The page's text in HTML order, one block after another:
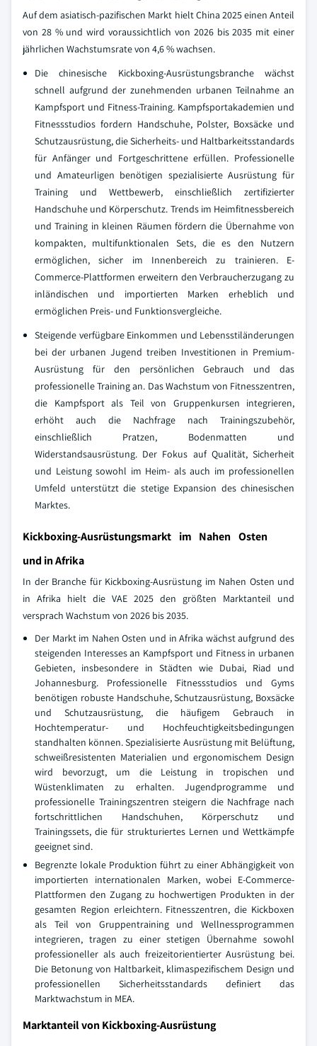
Auf dem asiatisch-pazifischen Markt hielt China 2025 einen Anteil
von 28 % und wird voraussichtlich von 2026 bis 2035 mit einer
jährlichen Wachstumsrate von 4,6 % wachsen.
Die chinesische Kickboxing-Ausrüstungsbranche wächst
schnell aufgrund der zunehmenden urbanen Teilnahme an
Kampfsport und Fitness-Training. Kampfsportakademien und
Fitnessstudios fordern Handschuhe, Polster, Boxsäcke und
Schutzausrüstung, die Sicherheits- und Haltbarkeitsstandards
für Anfänger und Fortgeschrittene erfüllen. Professionelle
und Amateurligen benötigen spezialisierte Ausrüstung für
Training und Wettbewerb, einschließlich zertifizierter
Handschuhe und Körperschutz. Trends im Heimfitnessbereich
und Training in kleinen Räumen fördern die Übernahme von
kompakten, multifunktionalen Sets, die es den Nutzern
ermöglichen, sicher im Innenbereich zu trainieren. E-
Commerce-Plattformen erweitern den Verbraucherzugang zu
inländischen und importierten Marken erheblich und
ermöglichen Preis- und Funktionsvergleiche.
Steigende verfügbare Einkommen und Lebensstiländerungen
bei der urbanen Jugend treiben Investitionen in Premium-
Ausrüstung für den persönlichen Gebrauch und das
professionelle Training an. Das Wachstum von Fitnesszentren,
die Kampfsport als Teil von Gruppenkursen integrieren,
erhöht auch die Nachfrage nach Trainingszubehör,
einschließlich Pratzen, Bodenmatten und
Widerstandsausrüstung. Der Fokus auf Qualität, Sicherheit
und Leistung sowohl im Heim- als auch im professionellen
Umfeld unterstützt die stetige Expansion des chinesischen
Marktes.
Kickboxing-Ausrüstungsmarkt im Nahen Osten
und in Afrika
In der Branche für Kickboxing-Ausrüstung im Nahen Osten und
in Afrika hielt die VAE 2025 den größten Marktanteil und
versprach Wachstum von 2026 bis 2035.
Der Markt im Nahen Osten und in Afrika wächst aufgrund des
steigenden Interesses an Kampfsport und Fitness in urbanen
Gebieten, insbesondere in Städten wie Dubai, Riad und
Johannesburg. Professionelle Fitnessstudios und Gyms
benötigen robuste Handschuhe, Schutzausrüstung, Boxsäcke
und Schutzausrüstung, die häufigem Gebrauch in
Hochtemperatur- und Hochfeuchtigkeitsbedingungen
standhalten können. Spezialisierte Ausrüstung mit Belüftung,
schweißresistenten Materialien und ergonomischem Design
wird bevorzugt, um die Leistung in tropischen und
Wüstenklimaten zu erhalten. Jugendprogramme und
professionelle Trainingszentren steigern die Nachfrage nach
fortschrittlichen Handschuhen, Körperschutz und
Trainingssets, die für strukturiertes Lernen und Wettkämpfe
geeignet sind.
Begrenzte lokale Produktion führt zu einer Abhängigkeit von
importierten internationalen Marken, wobei E-Commerce-
Plattformen den Zugang zu hochwertigen Produkten in der
gesamten Region erleichtern. Fitnesszentren, die Kickboxen
als Teil von Gruppentraining und Wellnessprogrammen
integrieren, tragen zu einer stetigen Übernahme sowohl
professioneller als auch freizeitorientierter Ausrüstung bei.
Die Betonung von Haltbarkeit, klimaspezifischem Design und
professionellen Sicherheitsstandards definiert das
Marktwachstum in MEA.
Marktanteil von Kickboxing-Ausrüstung